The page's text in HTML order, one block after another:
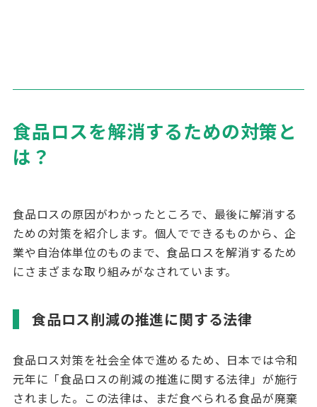
食品ロスを解消するための対策と
は？
食品ロスの原因がわかったところで、最後に解消する
ための対策を紹介します。個人でできるものから、企
業や自治体単位のものまで、食品ロスを解消するため
にさまざまな取り組みがなされています。
食品ロス削減の推進に関する法律
食品ロス対策を社会全体で進めるため、日本では令和
元年に「食品ロスの削減の推進に関する法律」が施行
されました。この法律は、まだ食べられる食品が廃棄